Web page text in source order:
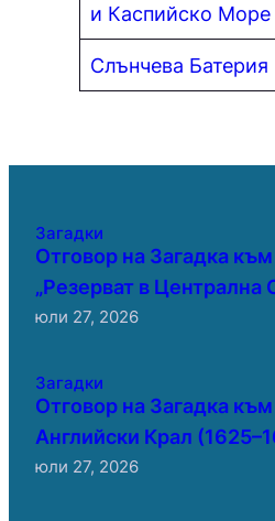
и Каспийско Море
Слънчева Батерия
Загадки
Отговор на Загадка
„Резерват в Централна
юли 27, 2026
Загадки
Отговор на Загадка
Английски Крал
юли 27, 2026